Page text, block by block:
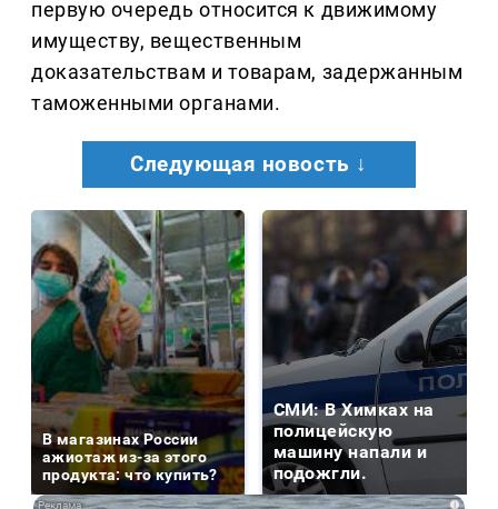
первую очередь относится к движимому
имуществу, вещественным
доказательствам и товарам, задержанным
таможенными органами.
Следующая новость ↓
В магазинах России
ажиотаж из-за этого
продукта: что купить?
СМИ: В Химках на
полицейскую
машину напали и
подожгли.
i